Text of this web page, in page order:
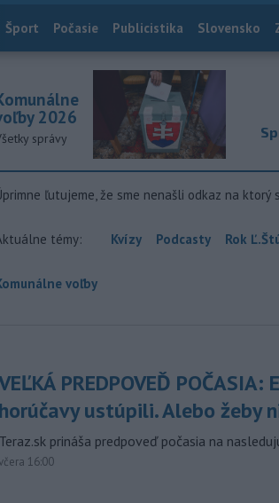
Index
Šport Počasie Publicistika Slovensko
2026
správy
ľutujeme, že sme nenašli odkaz na
témy: Kvízy Podcasty Rok
voľby
PREDPOVEĎ POČASIA:
horúčavy ustúpili. Alebo žeby
Teraz.sk prináša predpoveď počasia na
16:00